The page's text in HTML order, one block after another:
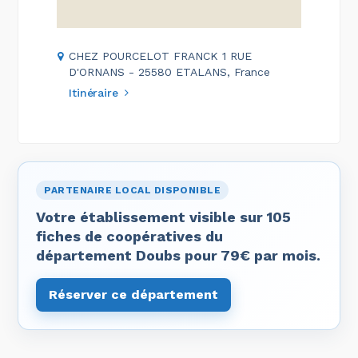
CHEZ POURCELOT FRANCK 1 RUE
D'ORNANS - 25580 ETALANS, France
Itinéraire
PARTENAIRE LOCAL DISPONIBLE
Votre établissement visible sur 105
fiches de coopératives du
département Doubs pour 79€ par mois.
Réserver ce département